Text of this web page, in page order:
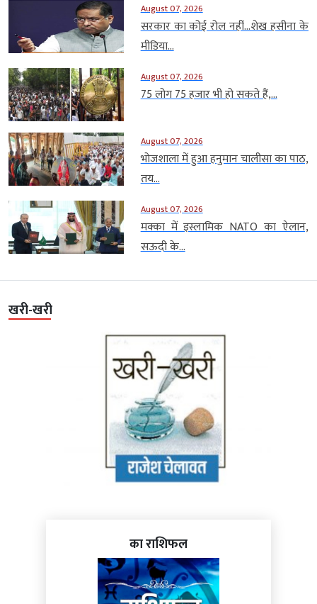
August 07, 2026
सरकार का कोई रोल नहीं…शेख हसीना के
मीडिया...
August 07, 2026
75 लोग 75 हजार भी हो सकते हैं,...
August 07, 2026
भोजशाला में हुआ हनुमान चालीसा का पाठ,
तय...
August 07, 2026
मक्का में इस्लामिक NATO का ऐलान,
सऊदी के...
खरी-खरी
का राशिफल